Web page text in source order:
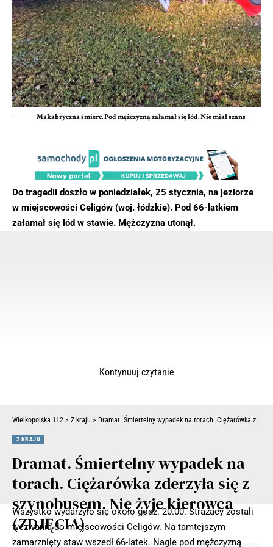
Makabryczna śmierć. Pod mężczyzną załamał się lód. Nie miał szans
Do tragedii doszło w poniedziałek, 25 stycznia, na jeziorze
w miejscowości Celigów (woj. łódzkie). Pod 66-latkiem
załamał się lód w stawie. Mężczyzna utonął.
Wszystko wydarzyło się około godz. 20.00. Strażacy zostali
wezwania do miejscowości Celigów. Na tamtejszym
zamarznięty staw wszedł 66-latek. Nagle pod mężczyzną
Kontynuuj czytanie
Wielkopolska 112 > Z kraju > Dramat. Śmiertelny wypadek na torach. Ciężarówka zderzyła się z szynobusem. Nie żyje kierowca (ZDJĘCIA)
Z KRAJU
Dramat. Śmiertelny wypadek na
torach. Ciężarówka zderzyła się z
szynobusem. Nie żyje kierowca
(ZDJĘCIA)